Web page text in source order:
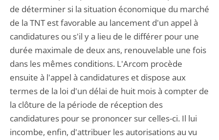
de déterminer si la situation économique du marché
de la TNT est favorable au lancement d'un appel à
candidatures ou s'il y a lieu de le différer pour une
durée maximale de deux ans, renouvelable une fois
dans les mêmes conditions. L'Arcom procède
ensuite à l'appel à candidatures et dispose aux
termes de la loi d'un délai de huit mois à compter de
la clôture de la période de réception des
candidatures pour se prononcer sur celles-ci. Il lui
incombe, enfin, d'attribuer les autorisations au vu